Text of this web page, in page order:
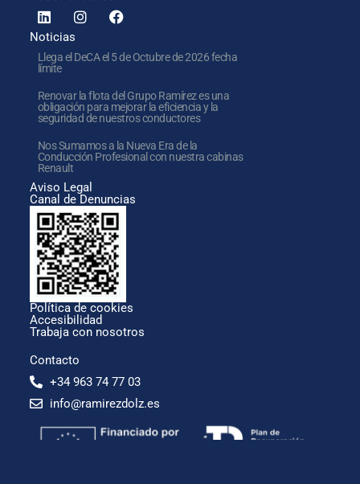
Noticias
Llega el DeCA el 5 de Octubre de 2026 fecha
límite
Renovar la flota del Grupo Ramírez es una
obligación para mejorar la eficiencia y la
seguridad de nuestros conductores
Nos Sumamos a la Nueva Era de la
Conducción Profesional con nuestra cabinas
Renault
Aviso Legal
Canal de Denuncias
Política de cookies
Accesibilidad
Trabaja con nosotros
Contacto
+34 963 74 77 03
info@ramirezdolz.es